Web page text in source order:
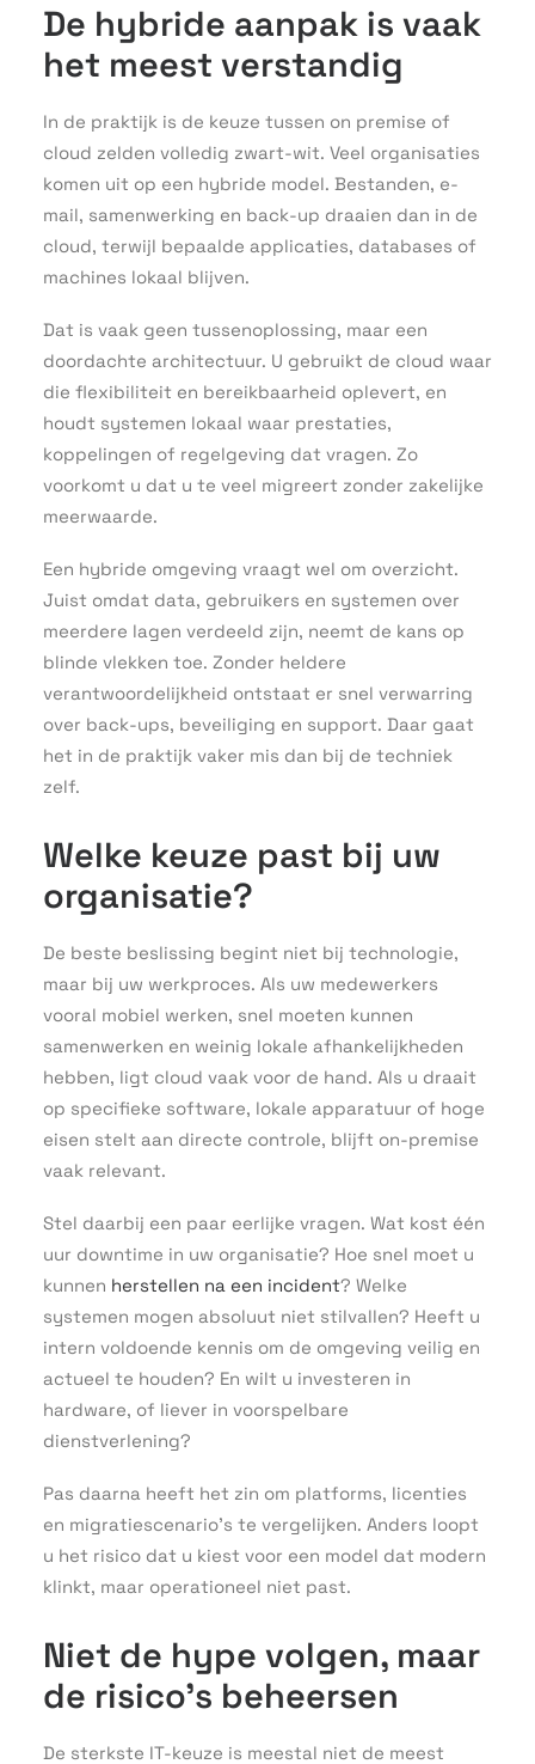
De hybride aanpak is vaak
het meest verstandig
In de praktijk is de keuze tussen on premise of
cloud zelden volledig zwart-wit. Veel organisaties
komen uit op een hybride model. Bestanden, e-
mail, samenwerking en back-up draaien dan in de
cloud, terwijl bepaalde applicaties, databases of
machines lokaal blijven.
Dat is vaak geen tussenoplossing, maar een
doordachte architectuur. U gebruikt de cloud waar
die flexibiliteit en bereikbaarheid oplevert, en
houdt systemen lokaal waar prestaties,
koppelingen of regelgeving dat vragen. Zo
voorkomt u dat u te veel migreert zonder zakelijke
meerwaarde.
Een hybride omgeving vraagt wel om overzicht.
Juist omdat data, gebruikers en systemen over
meerdere lagen verdeeld zijn, neemt de kans op
blinde vlekken toe. Zonder heldere
verantwoordelijkheid ontstaat er snel verwarring
over back-ups, beveiliging en support. Daar gaat
het in de praktijk vaker mis dan bij de techniek
zelf.
Welke keuze past bij uw
organisatie?
De beste beslissing begint niet bij technologie,
maar bij uw werkproces. Als uw medewerkers
vooral mobiel werken, snel moeten kunnen
samenwerken en weinig lokale afhankelijkheden
hebben, ligt cloud vaak voor de hand. Als u draait
op specifieke software, lokale apparatuur of hoge
eisen stelt aan directe controle, blijft on-premise
vaak relevant.
Stel daarbij een paar eerlijke vragen. Wat kost één
uur downtime in uw organisatie? Hoe snel moet u
kunnen herstellen na een incident? Welke
systemen mogen absoluut niet stilvallen? Heeft u
intern voldoende kennis om de omgeving veilig en
actueel te houden? En wilt u investeren in
hardware, of liever in voorspelbare
dienstverlening?
Pas daarna heeft het zin om platforms, licenties
en migratiescenario’s te vergelijken. Anders loopt
u het risico dat u kiest voor een model dat modern
klinkt, maar operationeel niet past.
Niet de hype volgen, maar
de risico’s beheersen
De sterkste IT-keuze is meestal niet de meest